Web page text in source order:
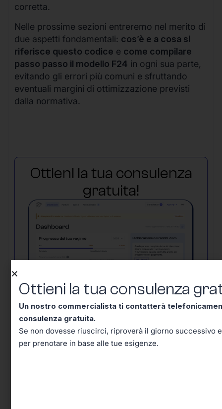
corretta.
Nelle prossime sezioni entreremo nel merito di
due aspetti fondamentali: cos’è e a cosa si
riferisce questo codice e come compilare
passo passo il modello F24 in ogni sua parte,
evitando gli errori più comuni e sfruttando
eventuali margini di ottimizzazione previsti
dalla normativa.
Ottieni la tua consulenza
gratuita!
Un nostro commercialista ti contatterà
telefonicamente entro mezz’ora per una
consulenza gratuita.Se non dovesse
Ottieni la tua consulenza
Un nostro commercialista ti contatterà
consulenza gratuita.
Se non dovesse riuscirci, riproverà il giorno successivo
per prenotare in base alle tue esigenze.